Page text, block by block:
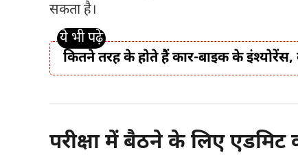
सकता है।
कितने तरह के होते हैं कार-बाइक के इंश्योरेंस,
परीक्षा में बैठने के लिए एडमिट